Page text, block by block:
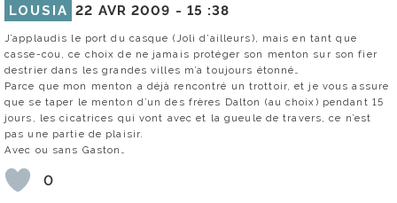
LOUSIA 22 AVR 2009 - 15 :38
J’applaudis le port du casque (Joli d’ailleurs), mais en tant que
casse-cou, ce choix de ne jamais protéger son menton sur son fier
destrier dans les grandes villes m’a toujours étonné…
Parce que mon menton a déjà rencontré un trottoir, et je vous assure
que se taper le menton d’un des frères Dalton (au choix) pendant 15
jours, les cicatrices qui vont avec et la gueule de travers, ce n’est
pas une partie de plaisir.
Avec ou sans Gaston…
0